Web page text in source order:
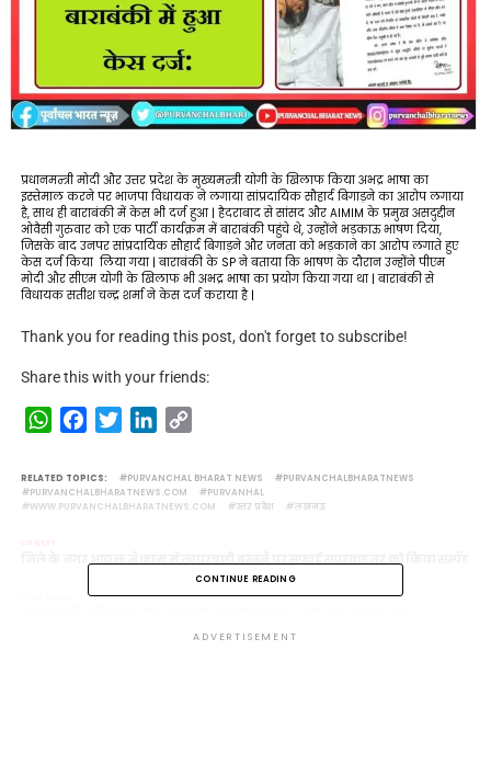
प्रधानमन्त्री मोदी और उत्तर प्रदेश के मुख्यमन्त्री योगी के खिलाफ किया अभद्र भाषा का
इस्तेमाल करने पर भाजपा विधायक ने लगाया सांप्रदायिक सौहार्द बिगाड़ने का आरोप लगाया
है, साथ ही बाराबंकी में केस भी दर्ज हुआ | हैदराबाद से सांसद और AIMIM के प्रमुख असदुद्दीन
ओवैसी गुरुवार को एक पार्टी कार्यक्रम में बाराबंकी पहुंचे थे, उन्होंने भड़काऊ भाषण दिया,
जिसके बाद उनपर सांप्रदायिक सौहार्द बिगाड़ने और जनता को भड़काने का आरोप लगाते हुए
केस दर्ज किया लिया गया | बाराबंकी के SP ने बताया कि भाषण के दौरान उन्होंने पीएम
मोदी और सीएम योगी के खिलाफ भी अभद्र भाषा का प्रयोग किया गया था | बाराबंकी से
विधायक सतीश चन्द्र शर्मा ने केस दर्ज कराया है |
Thank you for reading this post, don't forget to subscribe!
Share this with your friends:
WhatsAppFacebookTwitterLinkedIn
RELATED TOPICS: PURVANCHAL BHARAT NEWS
PURVANCHALBHARATNEWS
PURVANCHALBHARATNEWS.COM
PURVANHAL
WWW.PURVANCHALBHARATNEWS.COM
उत्तर प्रदेश लखनऊ
CONTINUE READING
ADVERTISEMENT